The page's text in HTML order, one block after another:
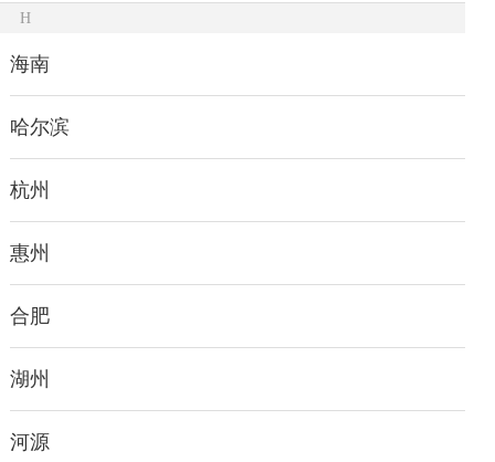
H
海南
哈尔滨
杭州
惠州
合肥
湖州
河源